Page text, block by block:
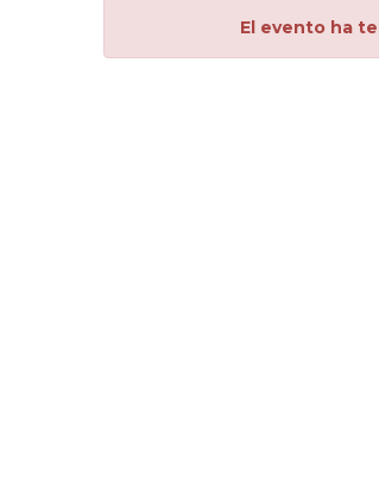
El evento ha